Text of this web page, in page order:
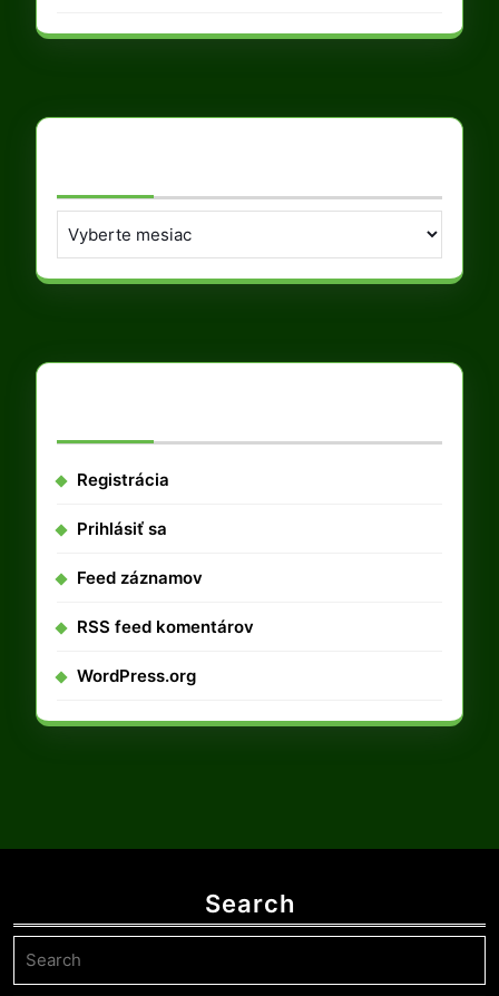
Registrácia
Prihlásiť sa
Feed záznamov
RSS feed komentárov
WordPress.org
Search
for: